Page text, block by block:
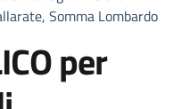
Somma Lombardo
per